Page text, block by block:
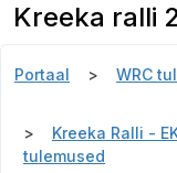
Kreeka ralli
Portaal WRC
Kreeka Ralli -
tulemused